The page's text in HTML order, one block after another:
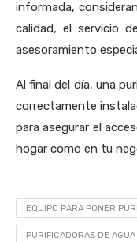
informada,
calidad, el servicio
asesoramiento
Al final del día, una
correctamente
para asegurar el
hogar como en tu
EQUIPO PARA PONER
PURIFICADORAS DE